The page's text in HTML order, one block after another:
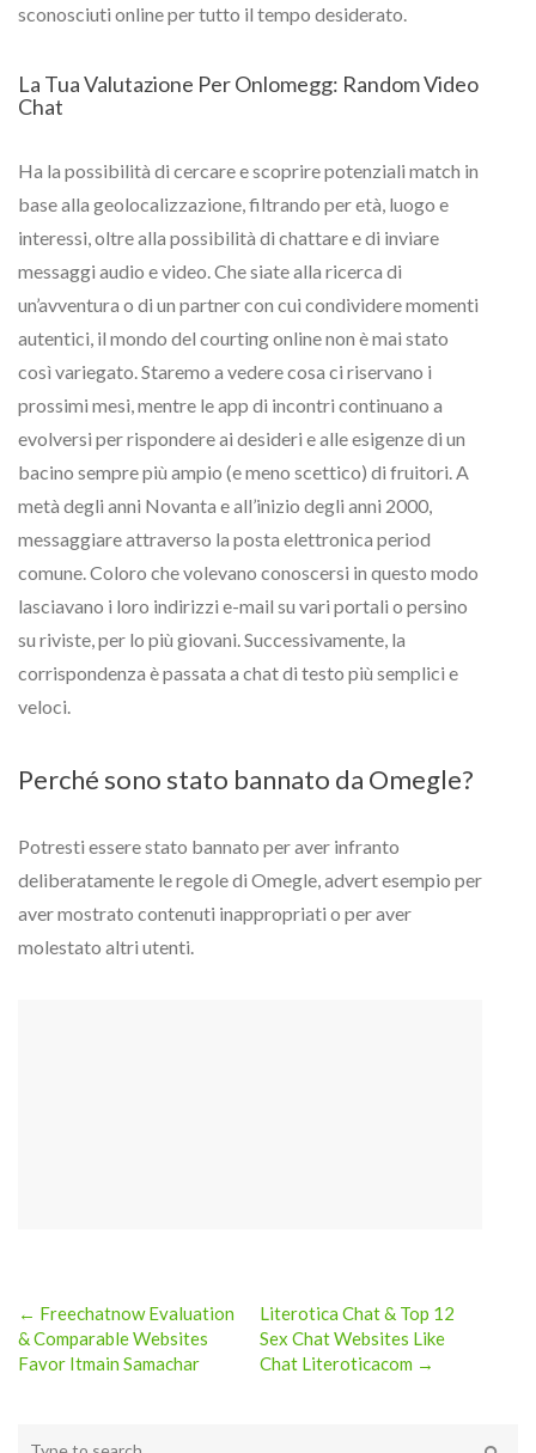
sconosciuti online per tutto il tempo desiderato.
La Tua Valutazione Per Onlomegg: Random Video
Chat
Ha la possibilità di cercare e scoprire potenziali match in
base alla geolocalizzazione, filtrando per età, luogo e
interessi, oltre alla possibilità di chattare e di inviare
messaggi audio e video. Che siate alla ricerca di
un’avventura o di un partner con cui condividere momenti
autentici, il mondo del courting online non è mai stato
così variegato. Staremo a vedere cosa ci riservano i
prossimi mesi, mentre le app di incontri continuano a
evolversi per rispondere ai desideri e alle esigenze di un
bacino sempre più ampio (e meno scettico) di fruitori. A
metà degli anni Novanta e all’inizio degli anni 2000,
messaggiare attraverso la posta elettronica period
comune. Coloro che volevano conoscersi in questo modo
lasciavano i loro indirizzi e-mail su vari portali o persino
su riviste, per lo più giovani. Successivamente, la
corrispondenza è passata a chat di testo più semplici e
veloci.
Perché sono stato bannato da Omegle?
Potresti essere stato bannato per aver infranto
deliberatamente le regole di Omegle, advert esempio per
aver mostrato contenuti inappropriati o per aver
molestato altri utenti.
Post
← Freechatnow Evaluation
& Comparable Websites
Favor Itmain Samachar
Literotica Chat & Top 12
Sex Chat Websites Like
Chat Literoticacom →